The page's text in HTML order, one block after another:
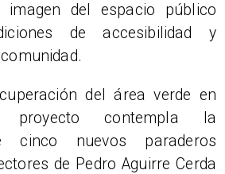
del espacio público
de accesibilidad y
del área verde en
proyecto contempla la
cinco nuevos paraderos
de Pedro Aguirre Cerda